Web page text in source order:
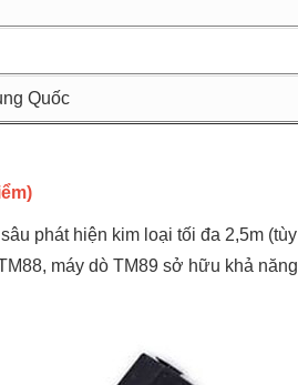
Quốc
phát hiện kim loại tối đa 2,5m (tùy
máy dò TM89 sở hữu khả năng